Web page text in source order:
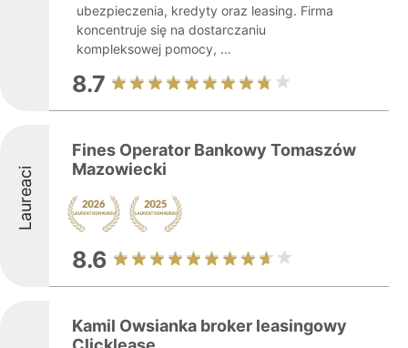
ubezpieczenia, kredyty oraz leasing. Firma
koncentruje się na dostarczaniu
kompleksowej pomocy, ...
8.7
Laureaci
Fines Operator Bankowy Tomaszów
Mazowiecki
8.6
Kamil Owsianka broker leasingowy